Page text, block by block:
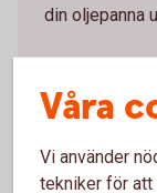
din oljepanna
Våra
Vi använder
tekniker för